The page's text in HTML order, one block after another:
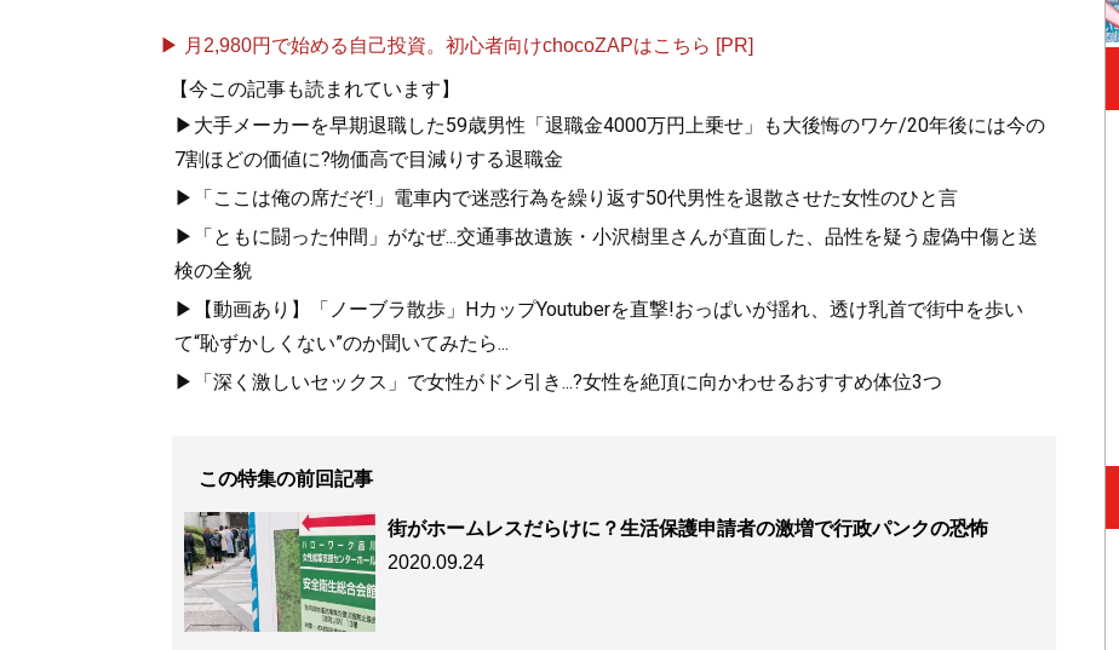
▶ 月2,980円で始める自己投資。初心者向けchocoZAPはこちら [PR]
【今この記事も読まれています】
▶大手メーカーを早期退職した59歳男性「退職金4000万円上乗せ」も大後悔のワケ/20年後には今の
7割ほどの価値に?物価高で目減りする退職金
▶「ここは俺の席だぞ!」電車内で迷惑行為を繰り返す50代男性を退散させた女性のひと言
▶「ともに闘った仲間」がなぜ...交通事故遺族・小沢樹里さんが直面した、品性を疑う虚偽中傷と送
検の全貌
▶【動画あり】「ノーブラ散歩」HカップYoutuberを直撃!おっぱいが揺れ、透け乳首で街中を歩い
て“恥ずかしくない”のか聞いてみたら...
▶「深く激しいセックス」で女性がドン引き...?女性を絶頂に向かわせるおすすめ体位3つ
この特集の前回記事
街がホームレスだらけに？生活保護申請者の激増で行政パンクの恐怖
2020.09.24